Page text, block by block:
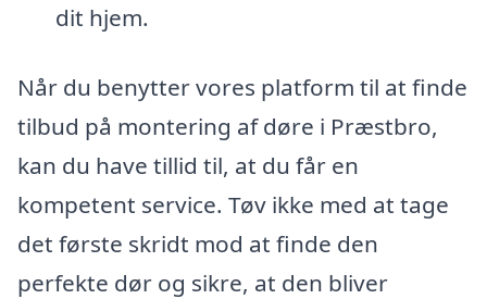
dit hjem.
Når du benytter vores platform til at finde
tilbud på montering af døre i Præstbro,
kan du have tillid til, at du får en
kompetent service. Tøv ikke med at tage
det første skridt mod at finde den
perfekte dør og sikre, at den bliver